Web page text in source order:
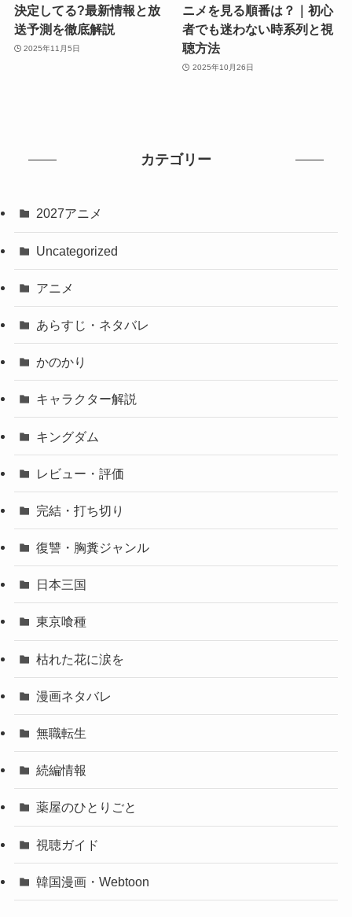
決定してる?最新情報と放
送予測を徹底解説
2025年11月5日
ニメを見る順番は？｜初心
者でも迷わない時系列と視
聴方法
2025年10月26日
カテゴリー
2027アニメ
Uncategorized
アニメ
あらすじ・ネタバレ
かのかり
キャラクター解説
キングダム
レビュー・評価
完結・打ち切り
復讐・胸糞ジャンル
日本三国
東京喰種
枯れた花に涙を
漫画ネタバレ
無職転生
続編情報
薬屋のひとりごと
視聴ガイド
韓国漫画・Webtoon